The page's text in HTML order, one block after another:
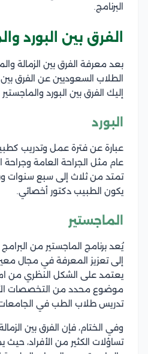
البرنامج.
الفرق بين البورد
بعد معرفة الفرق بين الزمالة
الطلاب السعوديين عن الفرق بين
إليك الفرق بين البورد والماجستير
البورد
عبارة عن فترة عمل وتدريب
عام مثل الجراحة العامة وجراحة
تمتد من ثلاث إلى سبع سنوات
يكون الطبيب دكتور أخصائي.
الماجستير
يُعد برنامج الماجستير من
إلى تعزيز المعرفة في مجال
يعتمد على الشكل النظري من
موضوع محدد من التخصصات
تدريس طلاب الطب في
وفي الختام، فإن الفرق بين
تساؤلات الكثير من الأفراد، حيث